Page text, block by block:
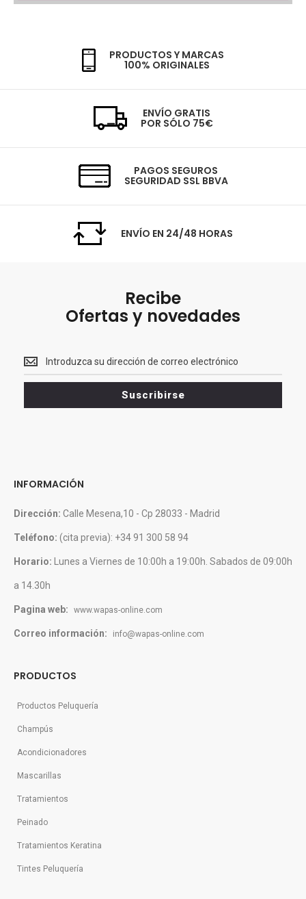
PRODUCTOS Y MARCAS
100% ORIGINALES
ENVÍO GRATIS
POR SÓLO 75€
PAGOS SEGUROS
SEGURIDAD SSL BBVA
ENVÍO EN 24/48 HORAS
Recibe
Ofertas y novedades
Recibe<br>
Ofertas
y
Suscribirse
INFORMACIÓN
Dirección: Calle Mesena,10 - Cp 28033 - Madrid
Teléfono: (cita previa): +34 91 300 58 94
Horario: Lunes a Viernes de 10:00h a 19:00h. Sabados de 09:00h
a 14.30h
Pagina web: www.wapas-online.com
Correo información: info@wapas-online.com
PRODUCTOS
Productos Peluquería
Champús
Acondicionadores
Mascarillas
Tratamientos
Peinado
Tratamientos Keratina
Tintes Peluquería